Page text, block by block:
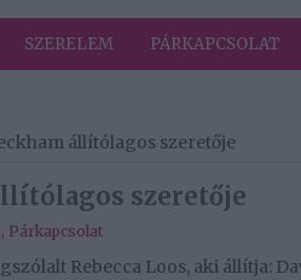
SZERELEM PÁRKAPCSOLAT
állítólagos szeretője
szeretője
, Párkapcsolat
Rebecca Loos, aki állítja: